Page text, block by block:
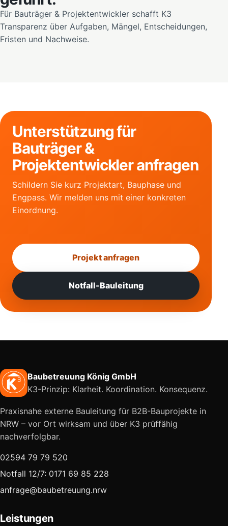
Für Bauträger & Projektentwickler schafft K3
Transparenz über Aufgaben, Mängel, Entscheidungen,
Fristen und Nachweise.
Unterstützung für
Bauträger &
Projektentwickler anfragen
Schildern Sie kurz Projektart, Bauphase und
Engpass. Wir melden uns mit einer konkreten
Einordnung.
Projekt anfragen
Notfall-Bauleitung
Baubetreuung König GmbH
K3-Prinzip: Klarheit. Koordination. Konsequenz.
Praxisnahe externe Bauleitung für B2B-Bauprojekte in
NRW – vor Ort wirksam und über K3 prüffähig
nachverfolgbar.
02594 79 79 520
Notfall 12/7: 0171 69 85 228
anfrage@baubetreuung.nrw
Leistungen